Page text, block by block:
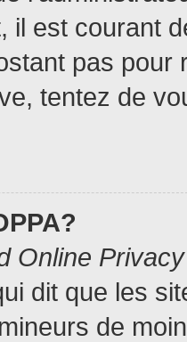
il est courant
pas pour
tentez de
Online
dit que les
de